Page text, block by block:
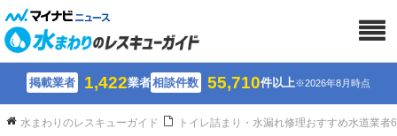
掲載業者 1,422業者相談件数 55,710件以上※2026年8月時点
水まわりのレスキューガイド トイレ詰まり・水漏れ修理おすすめ水道業